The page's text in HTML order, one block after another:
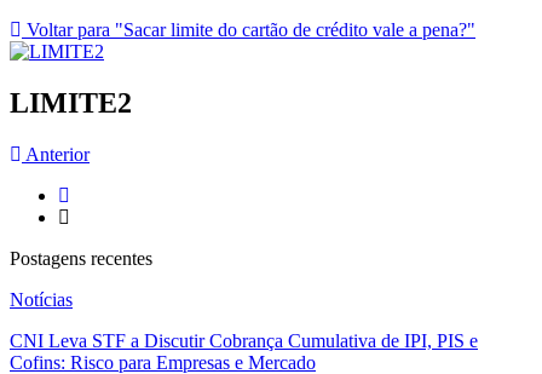
Voltar para "Sacar limite do cartão de crédito vale a pena?"
LIMITE2
Anterior
Postagens recentes
Notícias
CNI Leva STF a Discutir Cobrança Cumulativa de IPI, PIS e
Cofins: Risco para Empresas e Mercado